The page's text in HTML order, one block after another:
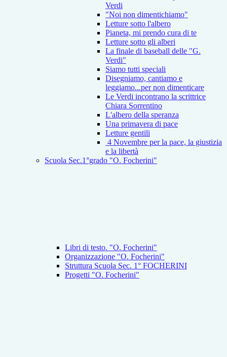
Verdi
"Noi non dimentichiamo"
Letture sotto l'albero
Pianeta, mi prendo cura di te
Letture sotto gli alberi
La finale di baseball delle "G.
Verdi"
Siamo tutti speciali
Disegniamo, cantiamo e
leggiamo...per non dimenticare
Le Verdi incontrano la scrittrice
Chiara Sorrentino
L'albero della speranza
Una primavera di pace
Letture gentili
4 Novembre per la pace, la giustizia
e la libertà
Scuola Sec.1°grado "O. Focherini"
Libri di testo. "O. Focherini"
Organizzazione "O. Focherini"
Struttura Scuola Sec. 1° FOCHERINI
Progetti "O. Focherini"